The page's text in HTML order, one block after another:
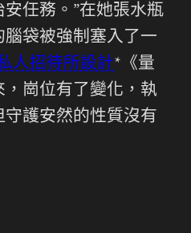
任務。”在她張水瓶
袋被強制塞入了一
人招待所設計*《量
崗位有了變化，執
護安然的性質沒有